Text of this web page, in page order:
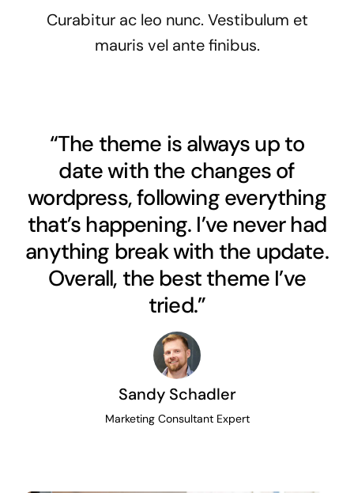
Curabitur ac leo nunc. Vestibulum et
mauris vel ante finibus.
“The theme is always up to
date with the changes of
wordpress, following everything
that’s happening. I’ve never had
anything break with the update.
Overall, the best theme I’ve
tried.”
Sandy Schadler
Marketing Consultant Expert